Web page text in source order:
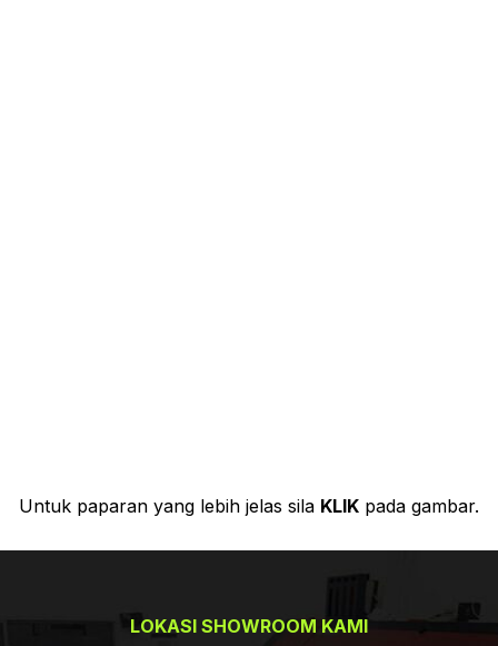
Untuk paparan yang lebih jelas sila KLIK pada gambar.
LOKASI SHOWROOM KAMI